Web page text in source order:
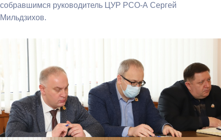
собравшимся руководитель ЦУР РСО-А Сергей
Мильдзихов.